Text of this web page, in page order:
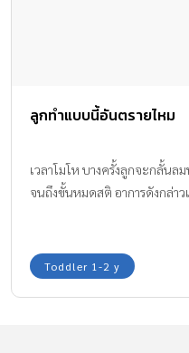
ลูกทำแบบนี้อันตรายไหม
เวลาโมโห บางครั้งลูกจะกลั้นล
จนถึงขั้นหมดสติ อาการดังกล่า
Toddler 1-2 y